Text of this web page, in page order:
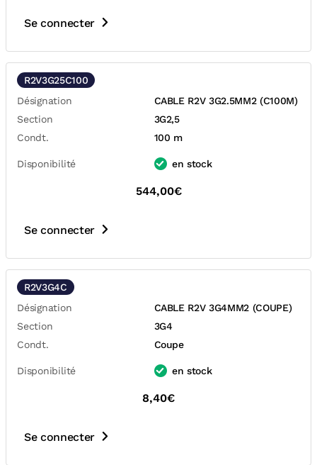
Se connecter
R2V3G25C100
Désignation
CABLE R2V 3G2.5MM2 (C100M)
Section
3G2,5
Condt.
100 m
Disponibilité en stock
544,00€
Se connecter
R2V3G4C
Désignation
CABLE R2V 3G4MM2 (COUPE)
Section
3G4
Condt.
Coupe
Disponibilité en stock
8,40€
Se connecter